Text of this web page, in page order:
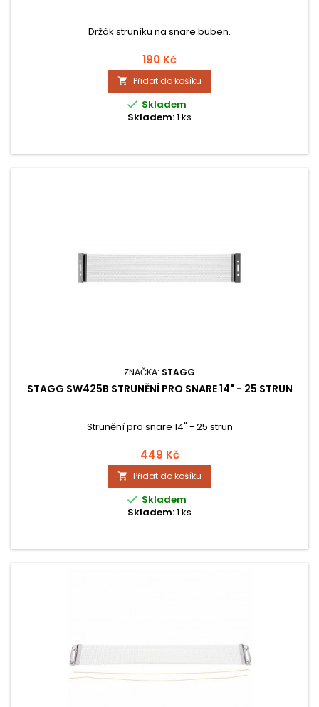
Držák struníku na snare buben.
190 Kč
 Přidat do košíku
 Skladem
Skladem:1 ks
ZNAČKA: STAGG
STAGG SW425B STRUNĚNÍ PRO SNARE 14" - 25 STRUN
Strunění pro snare 14" - 25 strun
449 Kč
 Přidat do košíku
 Skladem
Skladem:1 ks